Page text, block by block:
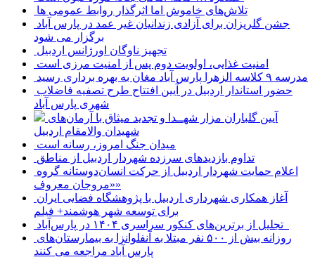
تلاش‌های خاموش اما اثرگذار روابط عمومی ها
برگزار می شود
تجهیز ناوگان اورژانس اردبیل
امنیت غذایی، اولویت دوم پس از امنیت مرزی است
مدرسه ۹ کلاسه الزهرا پارس آباد مغان به بهره برداری رسید
شهری پارس آباد
شهیدان والامقام اردبیل
میدان جنگ امروز، رسانه است
تداوم بازدیدهای سرزده شهردار اردبیل از مناطق
«مروجان معروف»
برای توسعه شهر هوشمند+ فیلم
پارس آباد مراجعه می کنند